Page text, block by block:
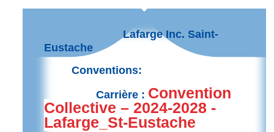
Lafarge Inc. Saint-
Eustache
Conventions:
Carrière : Convention
Collective – 2024-2028 -
Lafarge_St-Eustache